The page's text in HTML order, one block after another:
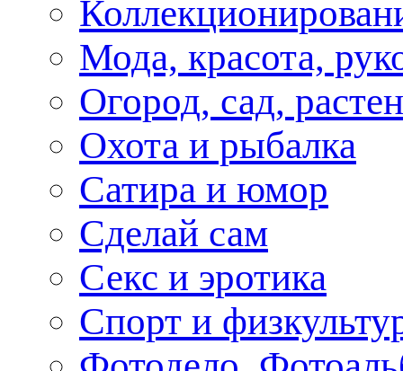
Мода, красота,
Огород, сад,
Охота и рыбалка
Сатира и юмор
Сделай сам
Секс и эротика
Спорт и